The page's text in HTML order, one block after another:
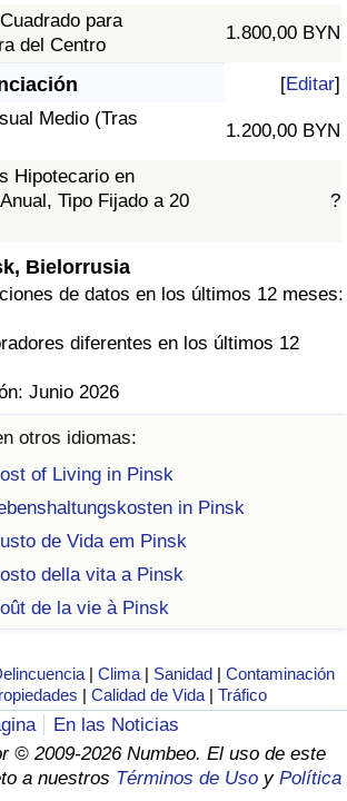
para
del Centro
1.800,00 BYN
[Editar]
Medio (Tras
1.200,00 BYN
Hipotecario en
Tipo Fijado a 20
?
Bielorrusia
de datos en los últimos 12 meses:
diferentes en los últimos 12
Junio 2026
otros idiomas:
of Living in Pinsk
in Pinsk
de Vida em Pinsk
della vita a Pinsk
de la vie à Pinsk
|Clima | Sanidad |Contaminación
|Calidad de Vida |Tráfico
En las Noticias
© 2009-2026 Numbeo. El uso de este
a nuestros Términos de Uso y Política